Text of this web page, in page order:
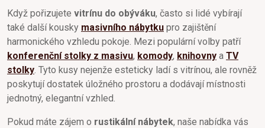
Když pořizujete vitrínu do obýváku, často si lidé vybírají
také další kousky masivního nábytku pro zajištění
harmonického vzhledu pokoje. Mezi populární volby patří
konferenční stolky z masivu, komody, knihovny a TV
stolky . Tyto kusy nejenže esteticky ladí s vitrínou, ale rovněž
poskytují dostatek úložného prostoru a dodávají místnosti
jednotný, elegantní vzhled.
Pokud máte zájem o rustikální nábytek, naše nabídka vás